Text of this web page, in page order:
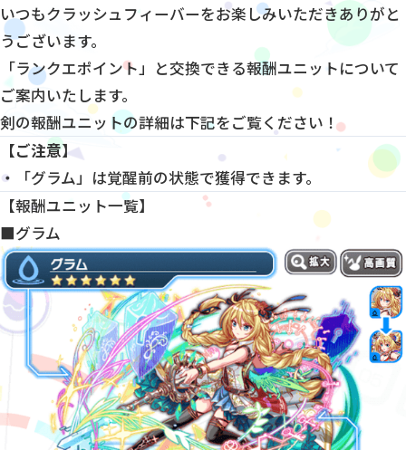
いつもクラッシュフィーバーをお楽しみいただきありがと
うございます。
「ランクエポイント」と交換できる報酬ユニットについて
ご案内いたします。
剣の報酬ユニットの詳細は下記をご覧ください！
【ご注意】
・「グラム」は覚醒前の状態で獲得できます。
【報酬ユニット一覧】
■グラム